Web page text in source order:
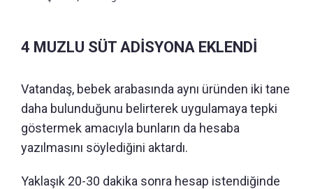
4 MUZLU SÜT ADİSYONA EKLENDİ
Vatandaş, bebek arabasında aynı üründen iki tane
daha bulunduğunu belirterek uygulamaya tepki
göstermek amacıyla bunların da hesaba
yazılmasını söylediğini aktardı.
Yaklaşık 20-30 dakika sonra hesap istendiğinde